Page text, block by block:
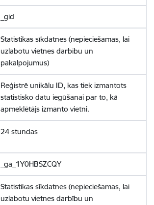
_gid
Statistikas sīkdatnes (nepieciešamas, lai
uzlabotu vietnes darbību un
pakalpojumus)
Reģistrē unikālu ID, kas tiek izmantots
statistisko datu iegūšanai par to, kā
apmeklētājs izmanto vietni.
24 stundas
_ga_1Y0HBSZCQY
Statistikas sīkdatnes (nepieciešamas, lai
uzlabotu vietnes darbību un